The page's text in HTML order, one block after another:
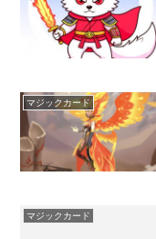
マジックカード
マジックカード